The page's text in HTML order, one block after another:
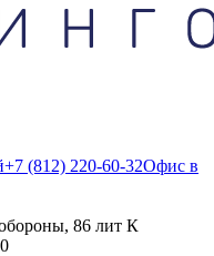
+7 (812) 220-60-32Офис в
86 лит К